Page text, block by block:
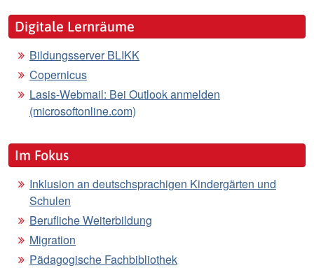
Digitale Lernräume
Bildungsserver BLIKK
Copernicus
Lasis-Webmail: Bei Outlook anmelden
(microsoftonline.com)
Im Fokus
Inklusion an deutschsprachigen Kindergärten und
Schulen
Berufliche Weiterbildung
Migration
Pädagogische Fachbibliothek